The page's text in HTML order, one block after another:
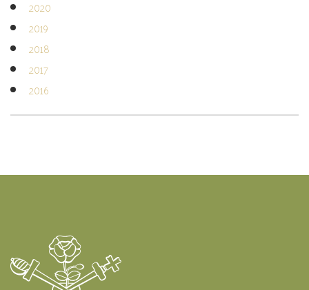
2020
2019
2018
2017
2016